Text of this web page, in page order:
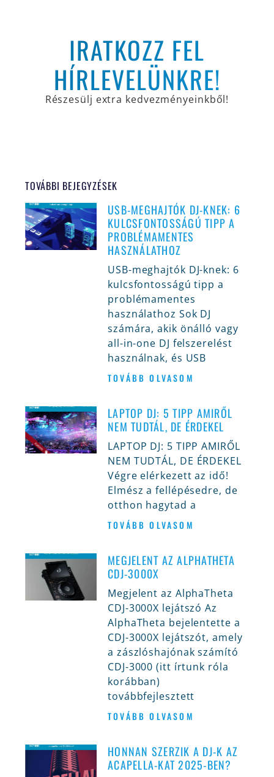
IRATKOZZ FEL
HÍRLEVELÜNKRE!
Részesülj extra kedvezményeinkből!
TOVÁBBI BEJEGYZÉSEK
USB-MEGHAJTÓK DJ-KNEK: 6
KULCSFONTOSSÁGÚ TIPP A
PROBLÉMAMENTES
HASZNÁLATHOZ
USB-meghajtók DJ-knek: 6
kulcsfontosságú tipp a
problémamentes
használathoz Sok DJ
számára, akik önálló vagy
all-in-one DJ felszerelést
használnak, és USB
TOVÁBB OLVASOM
LAPTOP DJ: 5 TIPP AMIRŐL
NEM TUDTÁL, DE ÉRDEKEL
LAPTOP DJ: 5 TIPP AMIRŐL
NEM TUDTÁL, DE ÉRDEKEL
Végre elérkezett az idő!
Elmész a fellépésedre, de
otthon hagytad a
TOVÁBB OLVASOM
MEGJELENT AZ ALPHATHETA
CDJ-3000X
Megjelent az AlphaTheta
CDJ-3000X lejátszó Az
AlphaTheta bejelentette a
CDJ-3000X lejátszót, amely
a zászlóshajónak számító
CDJ-3000 (itt írtunk róla
korábban)
továbbfejlesztett
TOVÁBB OLVASOM
HONNAN SZERZIK A DJ-K AZ
ACAPELLA-KAT 2025-BEN?